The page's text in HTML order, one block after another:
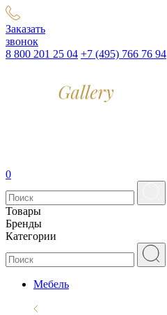
Заказать
звонок
8 800 201 25 04 +7 (495) 766 76 94
0
Товары
Бренды
Категории
Мебель